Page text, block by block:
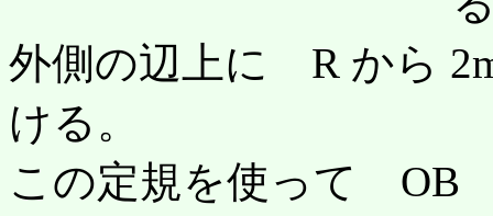
外側の辺上に R から
ける。
この定規を使って